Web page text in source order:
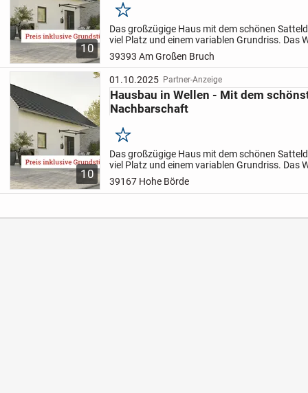
10
Merken
Das großzügige Haus mit dem schönen
viel Platz und einem variablen Grundriss. Das
genügend Raum zur Erholung, die sich
schnell zum...
39393 Am Großen Bruch
10
01.10.2025 Partner-Anzeige
Hausbau in Wellen - Mit dem
Nachbarschaft
Merken
Das großzügige Haus mit dem schönen
viel Platz und einem variablen Grundriss. Das
genügend Raum zur Erholung, die sich
schnell zum...
39167 Hohe Börde